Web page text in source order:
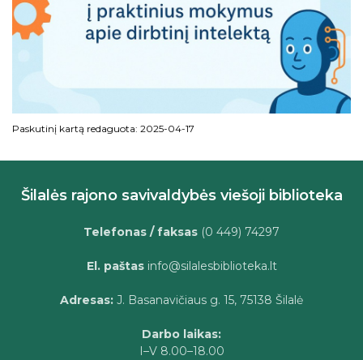
Paskutinį kartą redaguota: 2025-04-17
Šilalės rajono savivaldybės viešoji biblioteka
Telefonas / faksas (0 449) 74297
El. paštasinfo@silalesbiblioteka.lt
Adresas: J. Basanavičiaus g. 15, 75138 Šilalė
Darbo laikas:
I–V 8.00–18.00